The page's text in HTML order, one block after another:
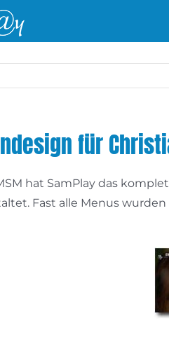
für
hat SamPlay das
Fast alle Menus